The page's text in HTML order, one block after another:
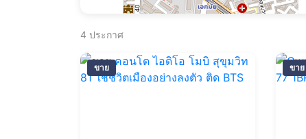
4 ประกาศ
ขาย ขาย